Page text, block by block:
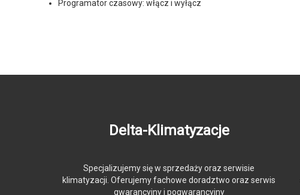
Programator czasowy: włącz i wyłącz
Delta-Klimatyzacje
Specjalizujemy się w sprzedaży oraz serwisie
klimatyzacji. Oferujemy fachowe doradztwo oraz serwis
gwarancyjny i pogwarancyjny